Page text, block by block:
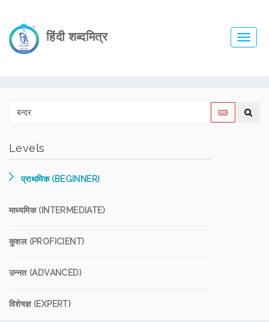
हिंदी शब्दमित्र
Levels
प्राथमिक (BEGINNER)
माध्यमिक (INTERMEDIATE)
कुशल (PROFICIENT)
उन्नत (ADVANCED)
विशेषज्ञ (EXPERT)